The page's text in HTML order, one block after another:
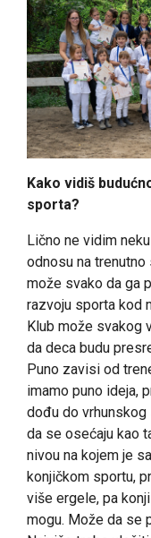
Kako vidiš
sporta?
Lično ne vidim
odnosu na
može svako da ga
razvoju sporta kod
Klub može svakog
da deca budu
Puno zavisi od
imamo puno ideja,
dođu do vrhunskog
da se osećaju kao
nivou na kojem je
konjičkom sportu,
više ergele, pa
mogu. Može da se